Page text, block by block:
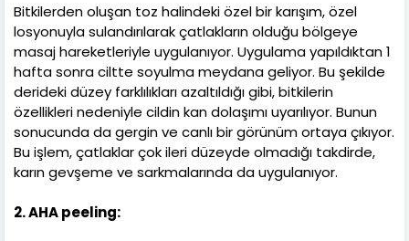
Bitkilerden oluşan toz halindeki özel bir karışım, özel
losyonuyla sulandırılarak çatlakların olduğu bölgeye
masaj hareketleriyle uygulanıyor. Uygulama yapıldıktan 1
hafta sonra ciltte soyulma meydana geliyor. Bu şekilde
derideki düzey farklılıkları azaltıldığı gibi, bitkilerin
özellikleri nedeniyle cildin kan dolaşımı uyarılıyor. Bunun
sonucunda da gergin ve canlı bir görünüm ortaya çıkıyor.
Bu işlem, çatlaklar çok ileri düzeyde olmadığı takdirde,
karın gevşeme ve sarkmalarında da uygulanıyor.
2. AHA peeling: